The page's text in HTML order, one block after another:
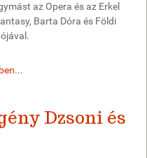
az Opera és az Erkel
Barta Dóra és Földi
Dzsoni és